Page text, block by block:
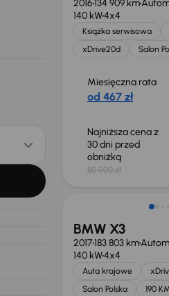
2016134 909 km
140 kW4x4
Książka serwisowa
xDrive20d
Salon
Miesięczna rata
od 467 zł
Najniższa cena z
30 dni przed
obniżką
80 000 zł
BMW X3
2017183 803 km
140 kW4x4
Auta krajowe
Salon Polska
190